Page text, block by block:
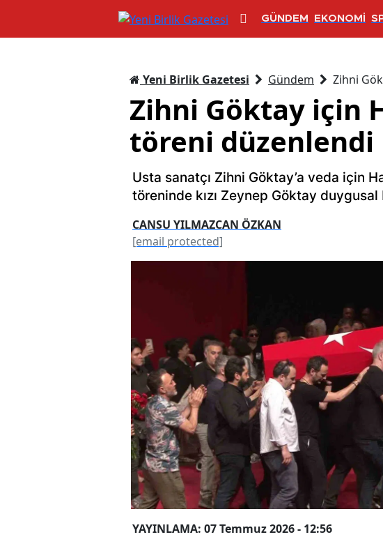
GÜNDEM EKONOMİ
Yeni Birlik Gazetesi Gündem Zihni
Zihni Göktay için
töreni düzenlendi
Usta sanatçı Zihni Göktay’a veda için
töreninde kızı Zeynep Göktay
CANSU YILMAZCAN ÖZKAN
[email protected]
YAYINLAMA: 07 Temmuz 2026 - 12:56